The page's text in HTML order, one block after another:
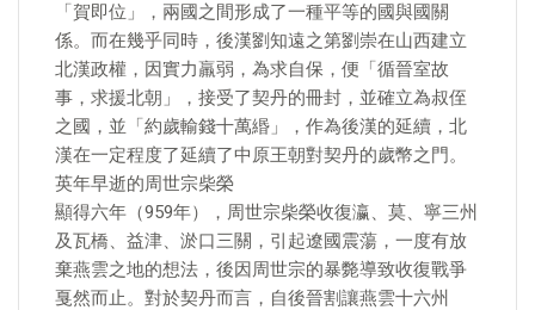
「賀即位」，兩國之間形成了一種平等的國與國關
係。而在幾乎同時，後漢劉知遠之第劉崇在山西建立
北漢政權，因實力羸弱，為求自保，便「循晉室故
事，求援北朝」，接受了契丹的冊封，並確立為叔侄
之國，並「約歲輸錢十萬緡」，作為後漢的延續，北
漢在一定程度了延續了中原王朝對契丹的歲幣之門。
英年早逝的周世宗柴榮
顯得六年（959年），周世宗柴榮收復瀛、莫、寧三州
及瓦橋、益津、淤口三關，引起遼國震蕩，一度有放
棄燕雲之地的想法，後因周世宗的暴斃導致收復戰爭
戛然而止。對於契丹而言，自後晉割讓燕雲十六州